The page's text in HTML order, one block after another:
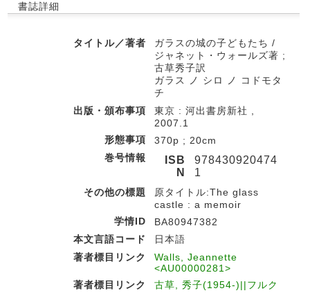
書誌詳細
タイトル／著者
ガラスの城の子どもたち /
ジャネット・ウォールズ著 ;
古草秀子訳
ガラス ノ シロ ノ コドモタ
チ
出版・頒布事項
東京 : 河出書房新社 ,
2007.1
形態事項
370p ; 20cm
巻号情報
ISB
N
978430920474
1
その他の標題
原タイトル:The glass
castle : a memoir
学情ID
BA80947382
本文言語コード
日本語
著者標目リンク
Walls, Jeannette
<AU00000281>
著者標目リンク
古草, 秀子(1954-)||フルク